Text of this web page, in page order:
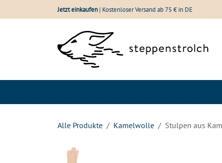
Zum Inhalt springenJetzt einkaufen | Kostenloser Versand ab 75 € in DE
Alle Produkte Kamelwolle Stulpen aus